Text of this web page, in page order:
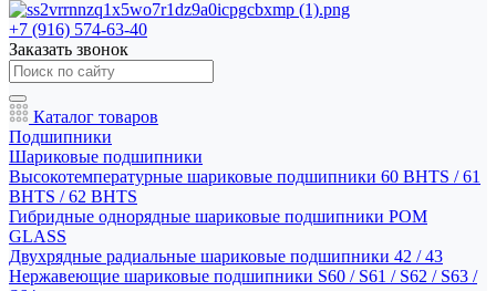
+7 (916) 574-63-40
Заказать звонок
Каталог товаров
Подшипники
Шариковые подшипники
Высокотемпературные шариковые подшипники 60 BHTS / 61
BHTS / 62 BHTS
Гибридные однорядные шариковые подшипники POM
GLASS
Двухрядные радиальные шариковые подшипники 42 / 43
Нержавеющие шариковые подшипники S60 / S61 / S62 / S63 /